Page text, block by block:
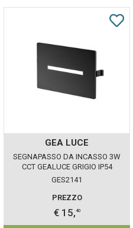
GEA LUCE
SEGNAPASSO DA INCASSO 3W
CCT GEALUCE GRIGIO IP54
GES2141
PREZZO
€ 15,40